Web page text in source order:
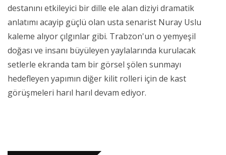
destanını etkileyici bir dille ele alan diziyi dramatik
anlatımı acayip güçlü olan usta senarist Nuray Uslu
kaleme alıyor çılgınlar gibi. Trabzon'un o yemyeşil
doğası ve insanı büyüleyen yaylalarında kurulacak
setlerle ekranda tam bir görsel şölen sunmayı
hedefleyen yapımın diğer kilit rolleri için de kast
görüşmeleri harıl harıl devam ediyor.